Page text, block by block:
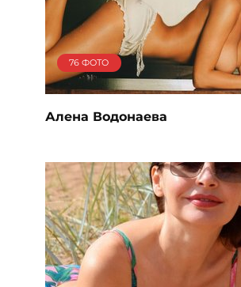
76 ФОТО
Алена Водонаева